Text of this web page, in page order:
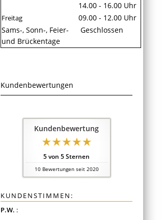
14.00 - 16.00 Uhr
Freitag
09.00 - 12.00 Uhr
Sams-, Sonn-, Feier-
und Brückentage
Geschlossen
Kundenbewertungen
Kundenbewertung
5von 5Sternen
10Bewertungen seit 2020
KUNDENSTIMMEN:
P.W. :